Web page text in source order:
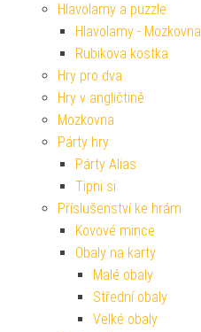
Hlavolamy a puzzle
Hlavolamy - Mozkovna
Rubikova kostka
Hry pro dva
Hry v angličtině
Mozkovna
Párty hry
Párty Alias
Tipni si
Příslušenství ke hrám
Kovové mince
Obaly na karty
Malé obaly
Střední obaly
Velké obaly